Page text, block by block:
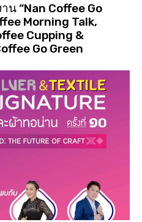
“Nan Coffee Go
Morning Talk,
Cupping &
Go Green